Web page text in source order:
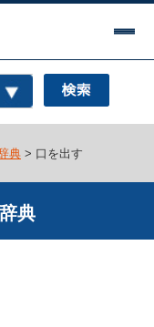
典> 口を出す
典